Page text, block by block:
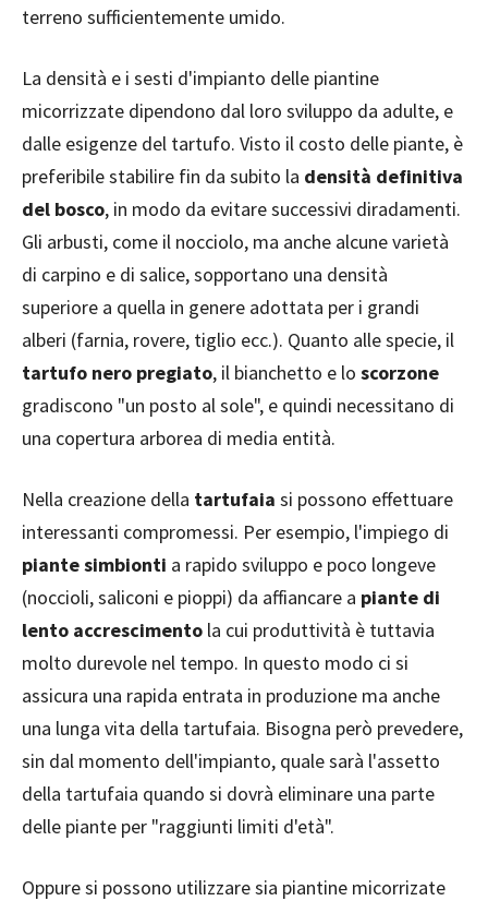
terreno sufficientemente umido.
La densità e i sesti d'impianto delle piantine
micorrizzate dipendono dal loro sviluppo da adulte, e
dalle esigenze del tartufo. Visto il costo delle piante, è
preferibile stabilire fin da subito la densità definitiva
del bosco, in modo da evitare successivi diradamenti.
Gli arbusti, come il nocciolo, ma anche alcune varietà
di carpino e di salice, sopportano una densità
superiore a quella in genere adottata per i grandi
alberi (farnia, rovere, tiglio ecc.). Quanto alle specie, il
tartufo nero pregiato, il bianchetto e lo scorzone
gradiscono "un posto al sole", e quindi necessitano di
una copertura arborea di media entità.
Nella creazione della tartufaia si possono effettuare
interessanti compromessi. Per esempio, l'impiego di
piante simbionti a rapido sviluppo e poco longeve
(noccioli, saliconi e pioppi) da affiancare a piante di
lento accrescimento la cui produttività è tuttavia
molto durevole nel tempo. In questo modo ci si
assicura una rapida entrata in produzione ma anche
una lunga vita della tartufaia. Bisogna però prevedere,
sin dal momento dell'impianto, quale sarà l'assetto
della tartufaia quando si dovrà eliminare una parte
delle piante per "raggiunti limiti d'età".
Oppure si possono utilizzare sia piantine micorrizate